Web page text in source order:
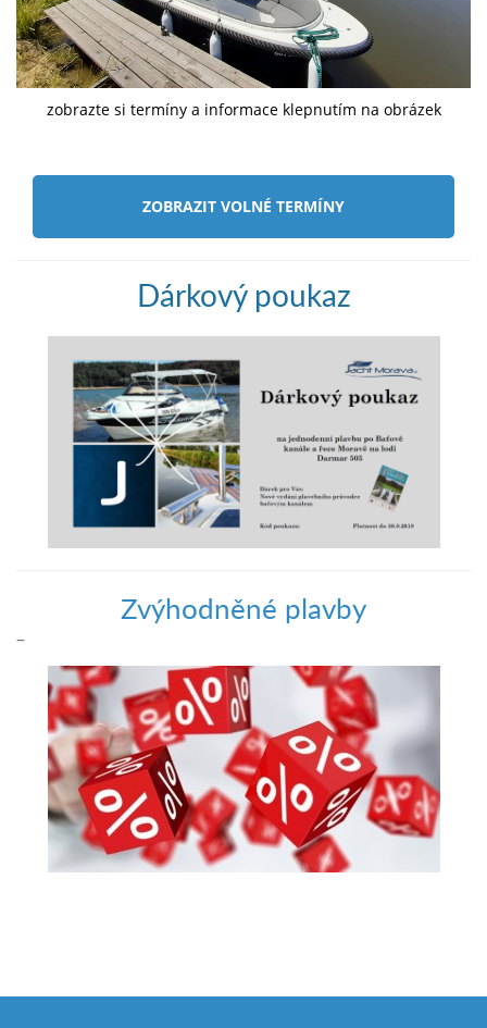
zobrazte si termíny a informace klepnutím na obrázek
ZOBRAZIT VOLNÉ TERMÍNY
Dárkový poukaz
Zvýhodněné plavby
–